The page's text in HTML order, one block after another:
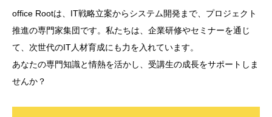
office Rootは、IT戦略立案からシステム開発まで、プロジェクト
推進の専門家集団です。私たちは、企業研修やセミナーを通じ
て、次世代のIT人材育成にも力を入れています。
あなたの専門知識と情熱を活かし、受講生の成長をサポートしま
せんか？